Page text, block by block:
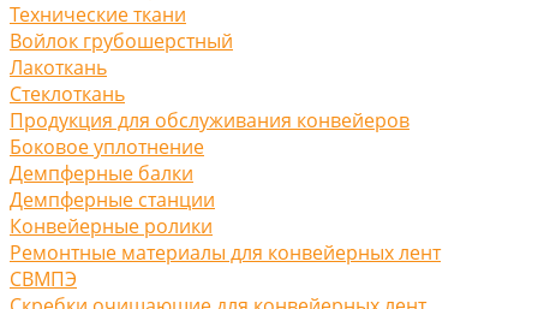
Технические ткани
Войлок грубошерстный
Лакоткань
Стеклоткань
Продукция для обслуживания конвейеров
Боковое уплотнение
Демпферные балки
Демпферные станции
Конвейерные ролики
Ремонтные материалы для конвейерных лент
СВМПЭ